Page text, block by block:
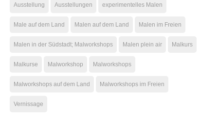
Ausstellung Ausstellungen experimentelles Malen
Male auf dem Land Malen auf dem Land Malen im Freien
Malen in der Südstadt; Malworkshops Malen plein air Malkurs
Malkurse Malworkshop Malworkshops
Malworkshops auf dem Land Malworkshops im Freien
Vernissage